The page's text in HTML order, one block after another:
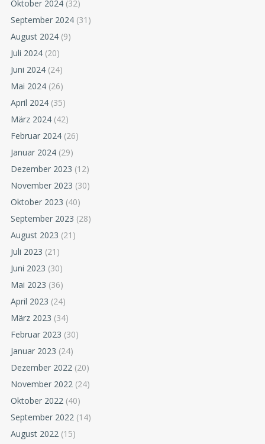
Oktober 2024 (32)
September 2024 (31)
August 2024 (9)
Juli 2024 (20)
Juni 2024 (24)
Mai 2024 (26)
April 2024 (35)
März 2024 (42)
Februar 2024 (26)
Januar 2024 (29)
Dezember 2023 (12)
November 2023 (30)
Oktober 2023 (40)
September 2023 (28)
August 2023 (21)
Juli 2023 (21)
Juni 2023 (30)
Mai 2023 (36)
April 2023 (24)
März 2023 (34)
Februar 2023 (30)
Januar 2023 (24)
Dezember 2022 (20)
November 2022 (24)
Oktober 2022 (40)
September 2022 (14)
August 2022 (15)